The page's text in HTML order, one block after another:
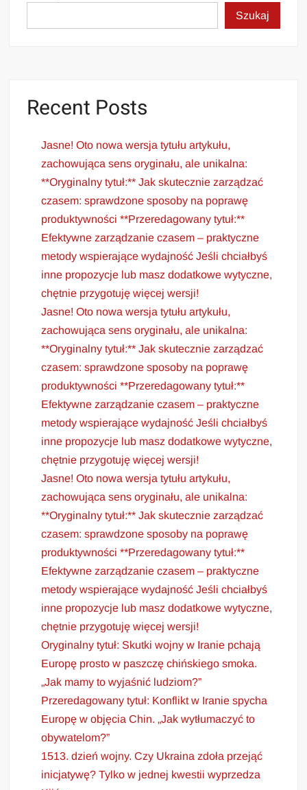
Szukaj
Recent Posts
Jasne! Oto nowa wersja tytułu artykułu,
zachowująca sens oryginału, ale unikalna:
**Oryginalny tytuł:** Jak skutecznie zarządzać
czasem: sprawdzone sposoby na poprawę
produktywności **Przeredagowany tytuł:**
Efektywne zarządzanie czasem – praktyczne
metody wspierające wydajność Jeśli chciałbyś
inne propozycje lub masz dodatkowe wytyczne,
chętnie przygotuję więcej wersji!
Jasne! Oto nowa wersja tytułu artykułu,
zachowująca sens oryginału, ale unikalna:
**Oryginalny tytuł:** Jak skutecznie zarządzać
czasem: sprawdzone sposoby na poprawę
produktywności **Przeredagowany tytuł:**
Efektywne zarządzanie czasem – praktyczne
metody wspierające wydajność Jeśli chciałbyś
inne propozycje lub masz dodatkowe wytyczne,
chętnie przygotuję więcej wersji!
Jasne! Oto nowa wersja tytułu artykułu,
zachowująca sens oryginału, ale unikalna:
**Oryginalny tytuł:** Jak skutecznie zarządzać
czasem: sprawdzone sposoby na poprawę
produktywności **Przeredagowany tytuł:**
Efektywne zarządzanie czasem – praktyczne
metody wspierające wydajność Jeśli chciałbyś
inne propozycje lub masz dodatkowe wytyczne,
chętnie przygotuję więcej wersji!
Oryginalny tytuł: Skutki wojny w Iranie pchają
Europę prosto w paszczę chińskiego smoka.
„Jak mamy to wyjaśnić ludziom?”
Przeredagowany tytuł: Konflikt w Iranie spycha
Europę w objęcia Chin. „Jak wytłumaczyć to
obywatelom?”
1513. dzień wojny. Czy Ukraina zdoła przejąć
inicjatywę? Tylko w jednej kwestii wyprzedza